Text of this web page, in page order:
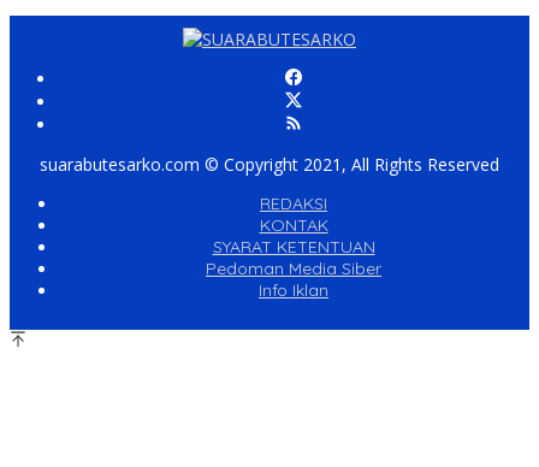
suarabutesarko.com © Copyright 2021, All Rights Reserved
REDAKSI
KONTAK
SYARAT KETENTUAN
Pedoman Media Siber
Info Iklan